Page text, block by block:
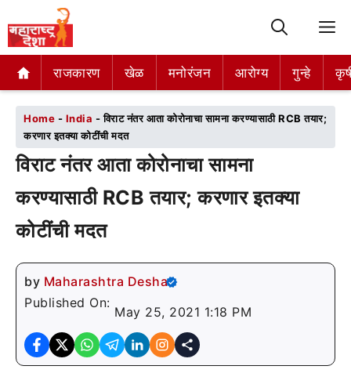
राजकारण खेळ मनोरंजन आरोग्य गुन्हे
राजकारण खेळ मनोरंजन आरोग्य गुन्हे
Home - India -विराट नंतर आता कोरोनाचा सामना करण्यासाठी RCB तयार;
करणार इतक्या कोटींची मदत
विराट नंतर आता कोरोनाचा सामना
करण्यासाठी RCB तयार; करणार इतक्या
कोटींची मदत
by Maharashtra Desha
Published On:
May 25, 2021 1:18 PM